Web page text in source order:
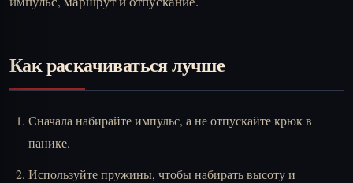
Как раскачиваться лучше
Сначала набирайте импульс, а не отпускайте крюк в
панике.
Используйте пружины, чтобы набирать высоту и